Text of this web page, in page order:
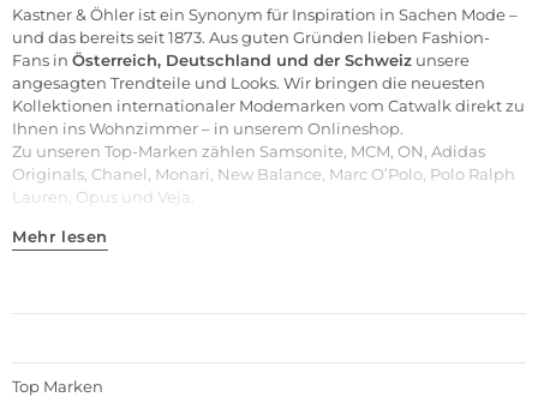
Kastner & Öhler ist ein Synonym für Inspiration in Sachen Mode –
und das bereits seit 1873. Aus guten Gründen lieben Fashion-
Fans in Österreich, Deutschland und der Schweiz unsere
angesagten Trendteile und Looks. Wir bringen die neuesten
Kollektionen internationaler Modemarken vom Catwalk direkt zu
Ihnen ins Wohnzimmer – in unserem Onlineshop.
Zu unseren Top-Marken zählen Samsonite, MCM, ON, Adidas
Originals, Chanel, Monari, New Balance, Marc O’Polo, Polo Ralph
Lauren, Opus und Veja.
Mehr lesen
Top Marken